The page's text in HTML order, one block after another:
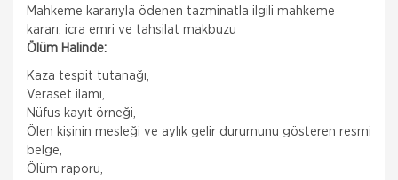
Mahkeme kararıyla ödenen tazminatla ilgili mahkeme
kararı, icra emri ve tahsilat makbuzu
Ölüm Halinde:
Kaza tespit tutanağı,
Veraset ilamı,
Nüfus kayıt örneği,
Ölen kişinin mesleği ve aylık gelir durumunu gösteren resmi
belge,
Ölüm raporu,